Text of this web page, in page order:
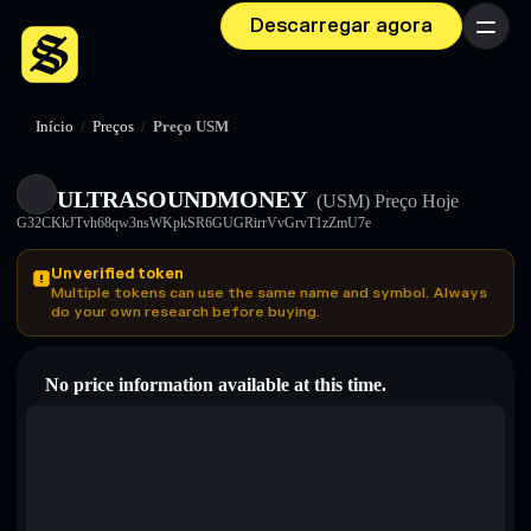
Descarregar agora Menu
Início / Preços / Preço USM
ULTRASOUNDMONEY (USM) Preço Hoje
G32CKkJTvh68qw3nsWKpkSR6GUGRirrVvGrvT1zZmU7e
Unverified token
Multiple tokens can use the same name and symbol. Always
do your own research before buying.
No price information available at this time.